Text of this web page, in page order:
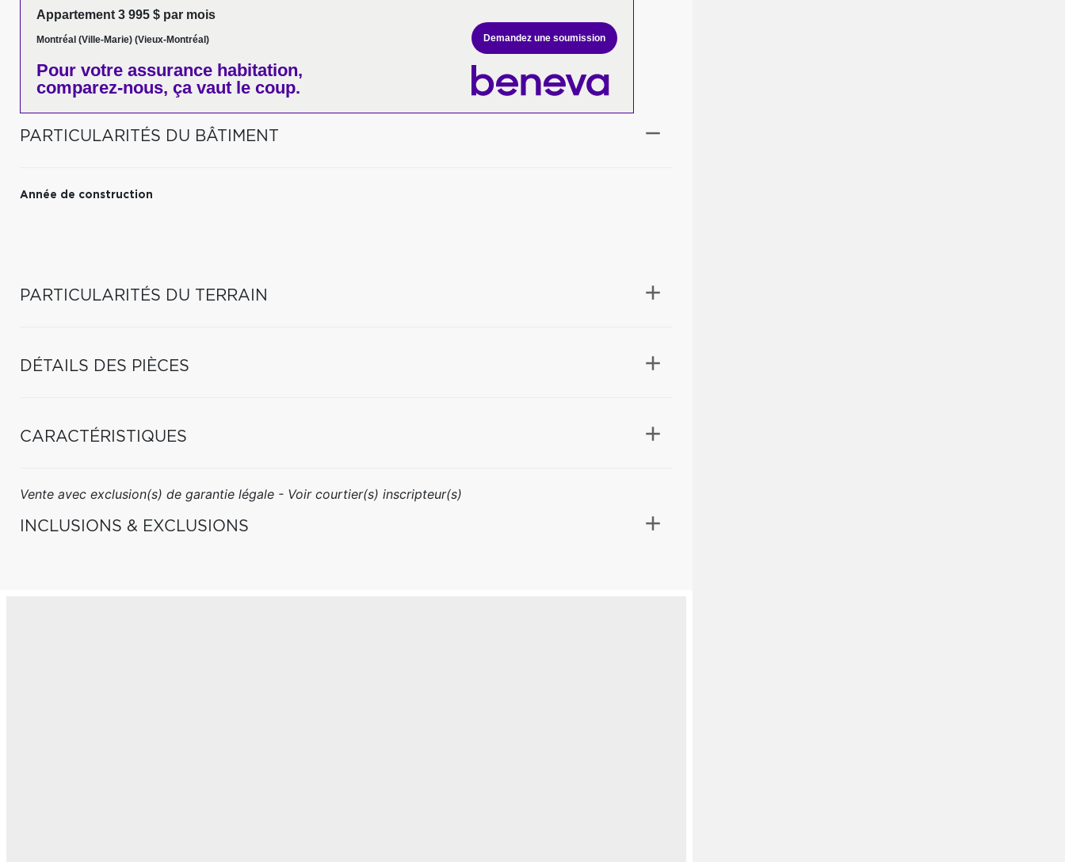
Appartement 3 995 $ par mois
Montréal (Ville-Marie) (Vieux-Montréal)
Pour votre assurance habitation,
comparez-nous, ça vaut le coup.
Demandez une soumission
PARTICULARITÉS DU BÂTIMENT
Année de construction
PARTICULARITÉS DU TERRAIN
DÉTAILS DES PIÈCES
CARACTÉRISTIQUES
Vente avec exclusion(s) de garantie légale - Voir courtier(s) inscripteur(s)
INCLUSIONS & EXCLUSIONS